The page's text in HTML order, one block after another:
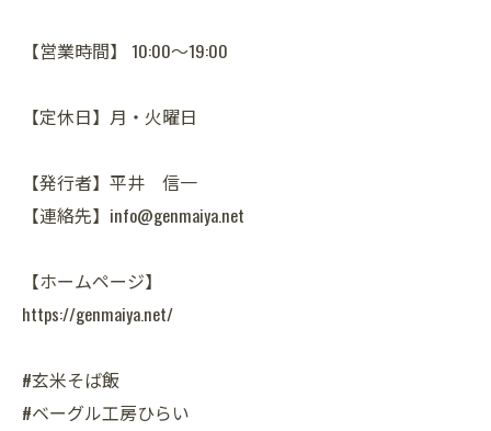
【営業時間】 10:00～19:00
【定休日】月・火曜日
【発行者】平井 信一
【連絡先】info@genmaiya.net
【ホームページ】
https://genmaiya.net/
#玄米そば飯
#ベーグル工房ひらい